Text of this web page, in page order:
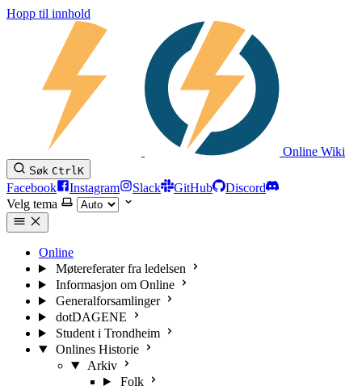
Hopp til innhold
Online Wiki
Søk CtrlK
Facebook Instagram Slack GitHub
Discord
Velg tema
Online
Møtereferater fra ledelsen
Informasjon om Online
Generalforsamlinger
dotDAGENE
Student i Trondheim
Onlines Historie
Arkiv
Folk